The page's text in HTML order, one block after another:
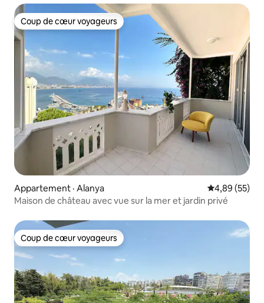
Coup de cœur voyageurs
Coup de cœur voyageurs
Appartement · Alanya Note
4,89 (55)
Maison de château avec vue sur la mer et jardin privé
Coup de cœur voyageurs
Coup de cœur voyageurs